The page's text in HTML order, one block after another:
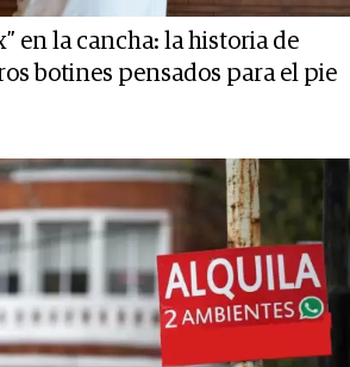
en la cancha: la historia de
botines pensados para el pie